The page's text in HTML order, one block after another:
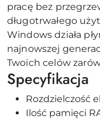
pracę bez
długotrwałego
Windows działa
najnowszej
Twoich celów
Specyfikacja
Rozdzielczość
Ilość pamięci